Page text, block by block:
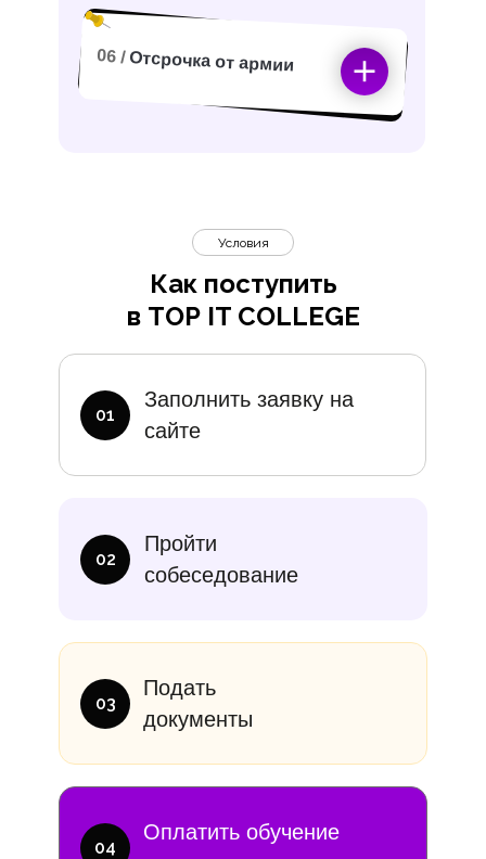
06 / Отсрочка от армии
Оплатить обучение
Подать
документы
Пройти
собеседование
Заполнить заявку на
сайте
Как поступить
в TOP IT COLLEGE
Условия
01
02
03
04
10 000₽